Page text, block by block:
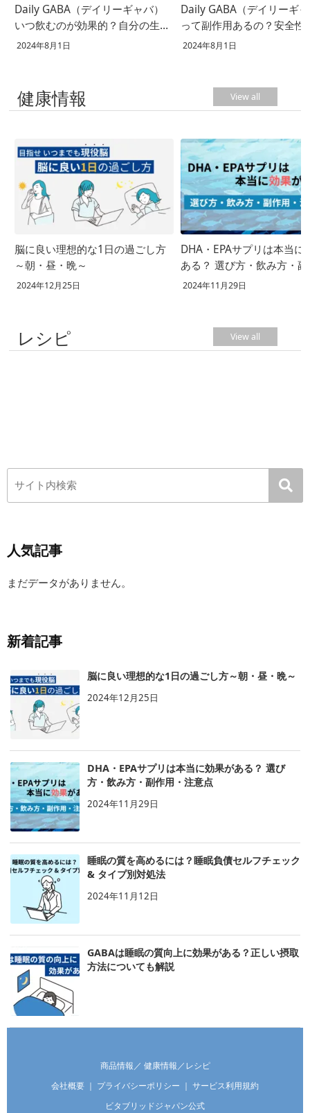
Daily GABA（デイリーギャバ）
いつ飲むのが効果的？自分の生活
に合った飲むタイミングとは
2024年8月1日
Daily GABA（デイリーギ
って副作用あるの？安全性
て徹底解説！
2024年8月1日
View all
健康情報
脳に良い理想的な1日の過ごし方
～朝・昼・晩～
2024年12月25日
DHA・EPAサプリは本当に
ある？ 選び方・飲み方・
用・注意点
2024年11月29日
View all
レシピ
人気記事
まだデータがありません。
新着記事
脳に良い理想的な1日の過ごし方～朝・昼・晩～
2024年12月25日
DHA・EPAサプリは本当に効果がある？ 選び
方・飲み方・副作用・注意点
2024年11月29日
睡眠の質を高めるには？睡眠負債セルフチェック
& タイプ別対処法
2024年11月12日
GABAは睡眠の質向上に効果がある？正しい摂取
方法についても解説
商品情報／ 健康情報／レシピ
会社概要 ｜ プライバシーポリシー ｜ サービス利用規約
ビタブリッドジャパン公式